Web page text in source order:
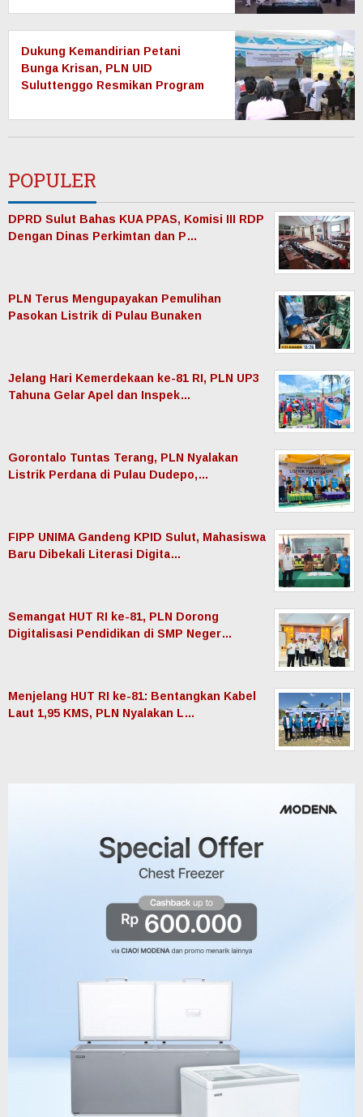
Dukung Kemandirian Petani
Bunga Krisan, PLN UID
Suluttenggo Resmikan Program
Tomohon
POPULER
DPRD Sulut Bahas KUA PPAS, Komisi III RDP
Dengan Dinas Perkimtan dan P…
PLN Terus Mengupayakan Pemulihan
Pasokan Listrik di Pulau Bunaken
Jelang Hari Kemerdekaan ke-81 RI, PLN UP3
Tahuna Gelar Apel dan Inspek…
Gorontalo Tuntas Terang, PLN Nyalakan
Listrik Perdana di Pulau Dudepo,…
FIPP UNIMA Gandeng KPID Sulut, Mahasiswa
Baru Dibekali Literasi Digita…
Semangat HUT RI ke-81, PLN Dorong
Digitalisasi Pendidikan di SMP Neger…
Menjelang HUT RI ke-81: Bentangkan Kabel
Laut 1,95 KMS, PLN Nyalakan L…